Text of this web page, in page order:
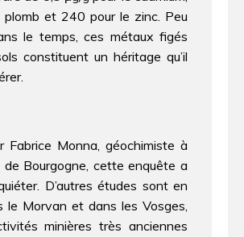
et 240 pour le zinc. Peu
le temps, ces métaux figés
constituent un héritage qu’il
Fabrice Monna, géochimiste à
de Bourgogne, cette enquête a
D’autres études sont en
le Morvan et dans les Vosges,
minières très anciennes